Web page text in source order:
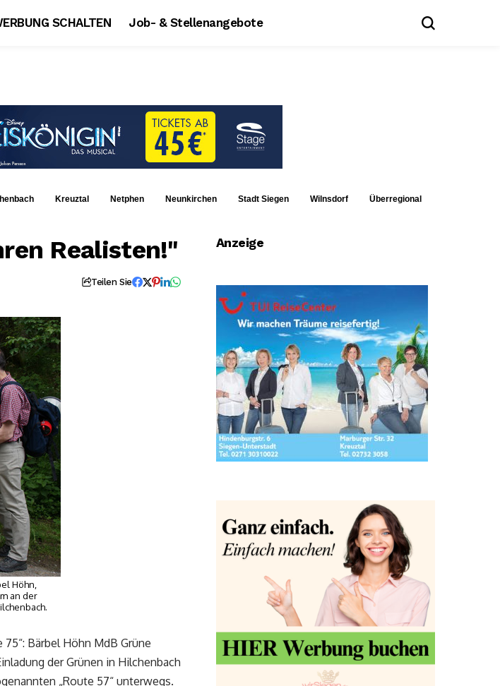
SCHALTEN Job- & Stellenangebote
Kreuztal Netphen Neunkirchen Stadt Siegen Wilnsdorf Überregional
Realisten!"
Teilen Sie
Höhn,
an der
Bärbel Höhn MdB Grüne
der Grünen in Hilchenbach
„Route 57“ unterwegs.
Anzeige